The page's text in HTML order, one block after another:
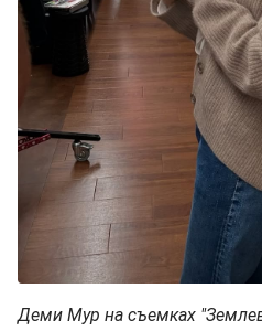
Деми Мур на съемках